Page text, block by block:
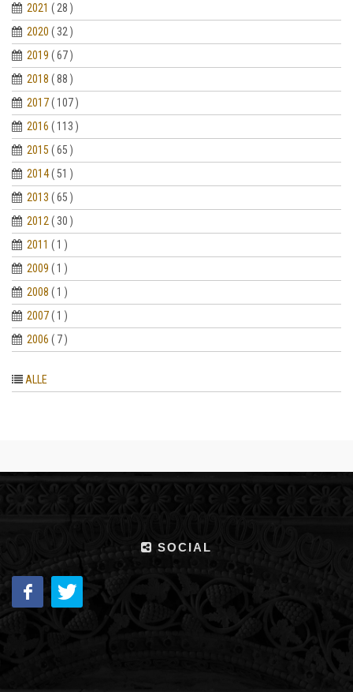
2021 ( 28 )
2020 ( 32 )
2019 ( 67 )
2018 ( 88 )
2017( 107 )
2016 ( 113 )
2015 ( 65 )
2014( 51 )
2013 ( 65 )
2012 ( 30 )
2011 ( 1 )
2009 ( 1 )
2008 ( 1 )
2007( 1 )
2006 ( 7 )
ALLE
SOCIAL